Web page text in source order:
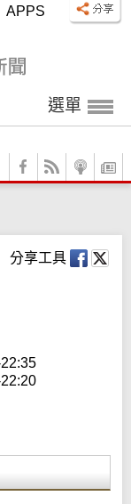
APPS
選單
分享工具